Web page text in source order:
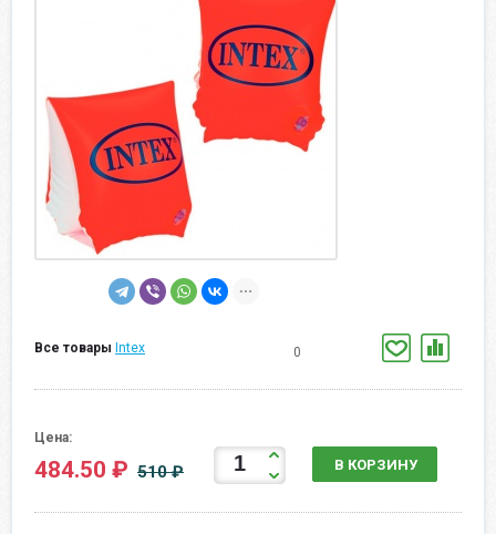
Все товары Intex 0
Цена:
484.50 ₽ 510 ₽ В КОРЗИНУ